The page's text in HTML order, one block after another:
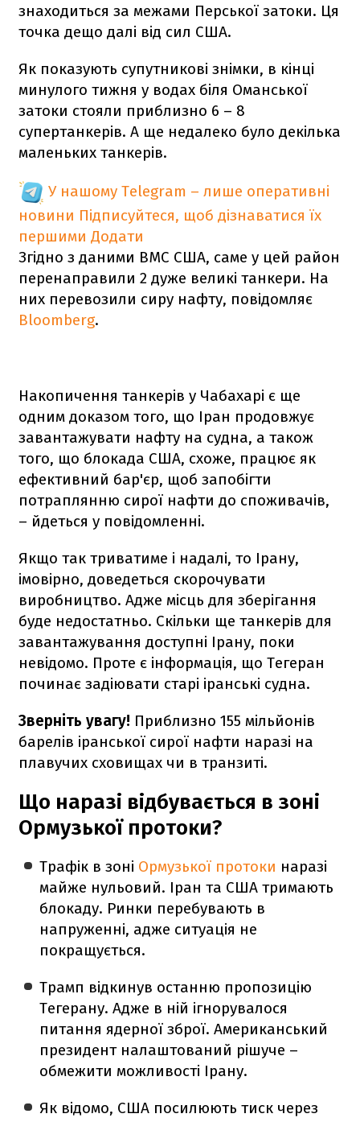
знаходиться за межами Перської затоки. Ця
точка дещо далі від сил США.
Як показують супутникові знімки, в кінці
минулого тижня у водах біля Оманської
затоки стояли приблизно 6 – 8
супертанкерів. А ще недалеко було декілька
маленьких танкерів.
У нашому Telegram – лише оперативні
новини Підписуйтеся, щоб дізнаватися їх
першими Додати
Згідно з даними ВМС США, саме у цей район
перенаправили 2 дуже великі танкери. На
них перевозили сиру нафту, повідомляє
Bloomberg.
Накопичення танкерів у Чабахарі є ще
одним доказом того, що Іран продовжує
завантажувати нафту на судна, а також
того, що блокада США, схоже, працює як
ефективний бар'єр, щоб запобігти
потраплянню сирої нафти до споживачів,
– йдеться у повідомленні.
Якщо так триватиме і надалі, то Ірану,
імовірно, доведеться скорочувати
виробництво. Адже місць для зберігання
буде недостатньо. Скільки ще танкерів для
завантажування доступні Ірану, поки
невідомо. Проте є інформація, що Тегеран
починає задіювати старі іранські судна.
Зверніть увагу! Приблизно 155 мільйонів
барелів іранської сирої нафти наразі на
плавучих сховищах чи в транзиті.
Що наразі відбувається в зоні
Ормузької протоки?
Трафік в зоні Ормузької протоки наразі
майже нульовий. Іран та США тримають
блокаду. Ринки перебувають в
напруженні, адже ситуація не
покращується.
Трамп відкинув останню пропозицію
Тегерану. Адже в ній ігнорувалося
питання ядерної зброї. Американський
президент налаштований рішуче –
обмежити можливості Ірану.
Як відомо, США посилюють тиск через